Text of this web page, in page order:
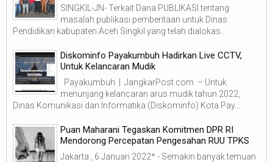
SINGKIL-JN- Terkait Dana PUBLIKASI tentang
masalah publikasi pemberitaan untuk Dinas
Pendidikan kabupaten Aceh Singkil yang telah dialokas...
Diskominfo Payakumbuh Hadirkan Live CCTV,
Untuk Kelancaran Mudik
Payakumbuh | JangkarPost.com – Untuk
menunjang kelancaran arus mudik tahun 2022,
Dinas Komunikasi dan Informatika (Diskominfo) Kota Pay...
Puan Maharani Tegaskan Komitmen DPR RI
Mendorong Percepatan Pengesahan RUU TPKS
Jakarta , 6 Januari 2022* - Semakin banyak temuan